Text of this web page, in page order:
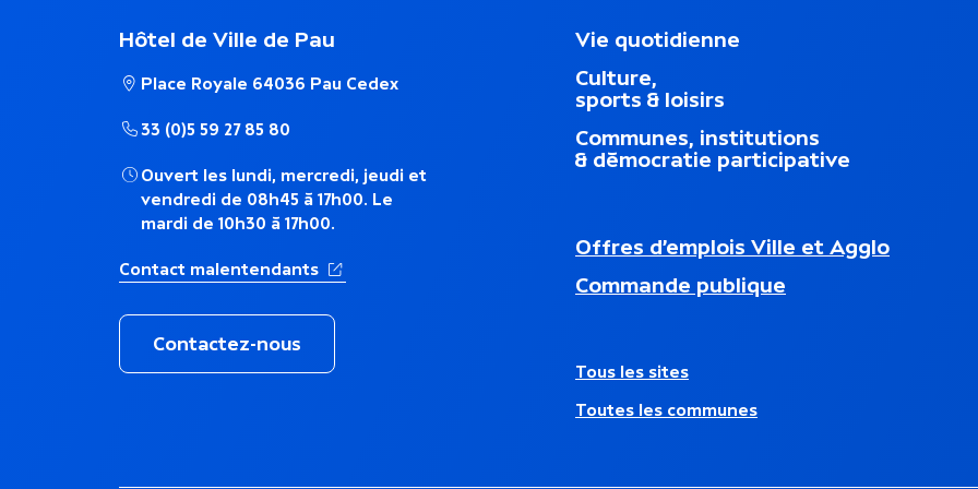
i
e
Hôtel de Ville de Pau
Place Royale 64036 Pau Cedex
33 (0)5 59 27 85 80
Ouvert les lundi, mercredi, jeudi et
vendredi de 08h45 à 17h00. Le
mardi de 10h30 à 17h00.
Contact malentendants (Ouverture dans un nouvel onglet)
Contactez-nous
M
n
u
d
u
p
d
d
e
p
e
Vie quotidienne
Culture,
sports & loisirs
Communes, institutions
& démocratie participative
N
v
t
i
o
Offres d’emplois Ville et Agglo
Commande publique
A
t
s
Tous les sites
Toutes les communes